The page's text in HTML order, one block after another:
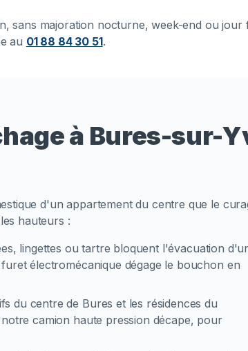
sans majoration nocturne, week-end ou jour
au 01 88 84 30 51.
à Bures-sur-
d'un appartement du centre que le
hauteurs :
lingettes ou tartre bloquent l'évacuation
électromécanique dégage le bouchon en
du centre de Bures et les résidences du
camion haute pression décape, pour